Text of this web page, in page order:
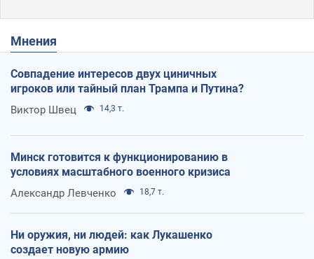
Мнения
Совпадение интересов двух циничных
игроков или тайный план Трампа и Путина?
Виктор Швец 14,3 т.
Минск готовится к функционированию в
условиях масштабного военного кризиса
Александр Левченко 18,7 т.
Ни оружия, ни людей: как Лукашенко
создает новую армию